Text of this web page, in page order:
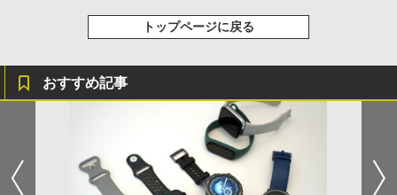
トップページに戻る
おすすめ記事